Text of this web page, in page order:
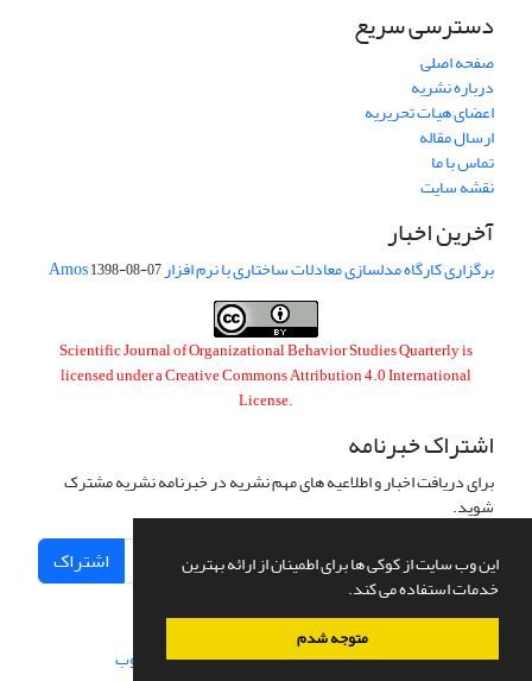
این وب سایت از کوکی ها برای اطمینان از ارائه بهترین
خدمات استفاده می کند.
متوجه شدم
دسترسی سریع
صفحه اصلی
درباره نشریه
اعضای هیات تحریریه
ارسال مقاله
تماس با ما
نقشه سایت
آخرین اخبار
برگزاری کارگاه مدلسازی معادلات ساختاری با نرم افزار Amos1398-08-07
Scientific Journal of Organizational Behavior Studies Quarterly is
licensed under aCreative Commons Attribution 4.0 International
License.
اشتراک خبرنامه
برای دریافت اخبار و اطلاعیه های مهم نشریه در خبرنامه نشریه مشترک
شوید.
اشتراک
سامانه مدیریت نشریات علمی.طراحی و پیاده سازی از سیناوب